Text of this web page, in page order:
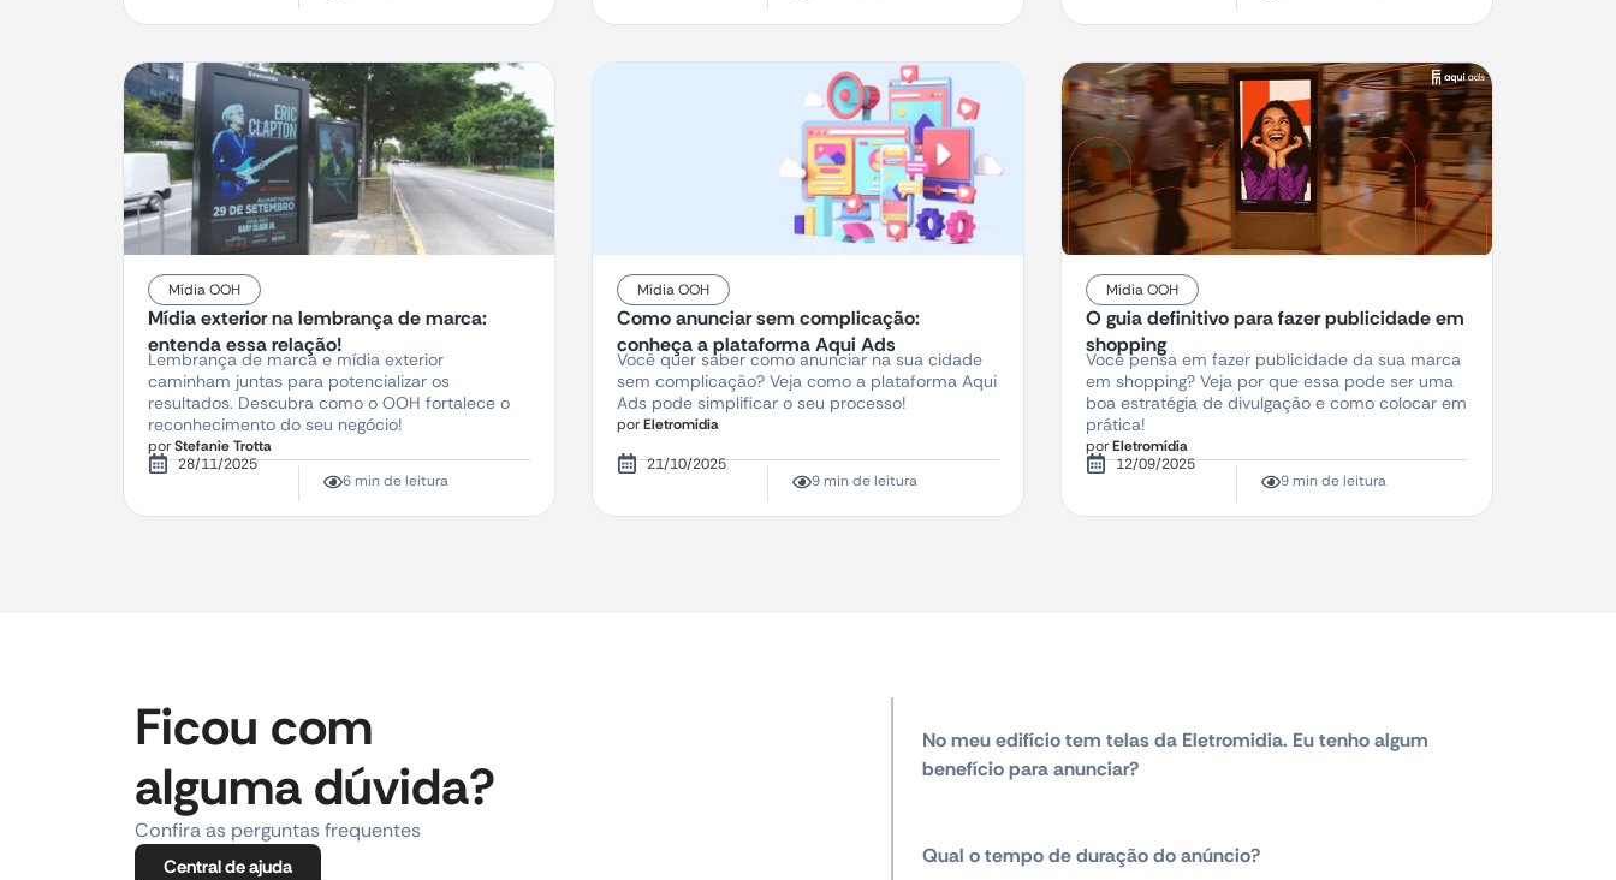
Mídia OOH
Mídia exterior na lembrança de marca:
entenda essa relação!
Lembrança de marca e mídia exterior
caminham juntas para potencializar os
resultados. Descubra como o OOH fortalece o
reconhecimento do seu negócio!
porStefanie Trotta
28/11/2025
6 min de leitura
Mídia OOH
Como anunciar sem complicação:
conheça a plataforma Aqui Ads
Você quer saber como anunciar na sua cidade
sem complicação? Veja como a plataforma Aqui
Ads pode simplificar o seu processo!
porEletromidia
21/10/2025
9 min de leitura
Mídia OOH
O guia definitivo para fazer publicidade em
shopping
Você pensa em fazer publicidade da sua marca
em shopping? Veja por que essa pode ser uma
boa estratégia de divulgação e como colocar em
prática!
porEletromidia
12/09/2025
9 min de leitura
Ficou com
alguma dúvida?
Confira as perguntas frequentes
Central de ajuda
No meu edifício tem telas da Eletromidia. Eu tenho algum
benefício para anunciar?
Qual o tempo de duração do anúncio?